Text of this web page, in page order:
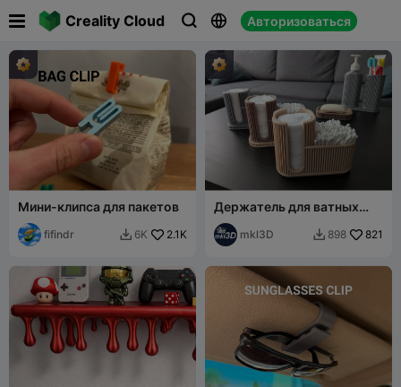
Creality Cloud   Авторизоваться
 
Мини-клипса для пакетов
fifindr  6K 2.1K
Держатель для ватных
дисков и палочек с
ребристым узором
mkl3D  898 821